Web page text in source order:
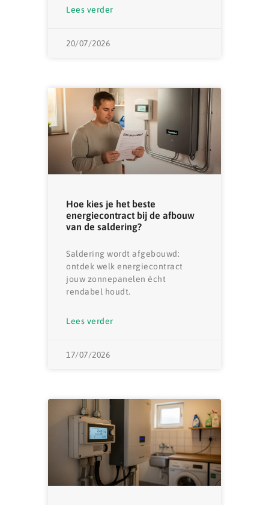
Lees verder
20/07/2026
Hoe kies je het beste
energiecontract bij de afbouw
van de saldering?
Saldering wordt afgebouwd:
ontdek welk energiecontract
jouw zonnepanelen écht
rendabel houdt.
Lees verder
17/07/2026